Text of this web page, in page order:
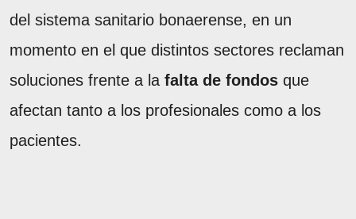
del sistema sanitario bonaerense, en un
momento en el que distintos sectores reclaman
soluciones frente a la falta de fondos que
afectan tanto a los profesionales como a los
pacientes.